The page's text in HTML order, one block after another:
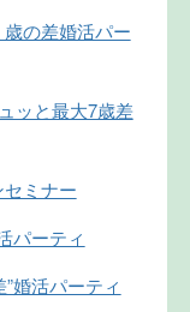
の差婚活パー
ッと最大7歳差
ミナー
パーティ
婚活パーティ